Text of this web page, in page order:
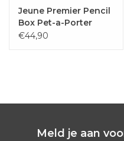
Jeune Premier Pencil
Box Pet-a-Porter
€44,90
Meld je aan